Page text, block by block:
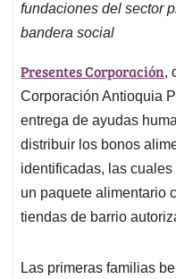
fundaciones del sector
bandera social
Presentes Corporación,
Corporación Antioquia
entrega de ayudas
distribuir los bonos
identificadas, las
un paquete alimentario
tiendas de barrio
Las primeras familias